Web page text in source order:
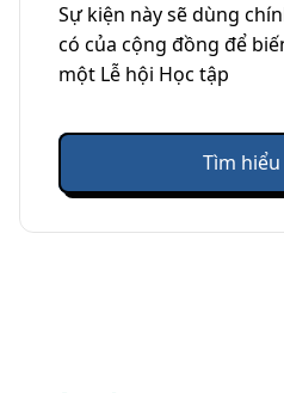
Sự kiện này sẽ dùng
có của cộng đồng để
một Lễ hội Học tập
Tìm